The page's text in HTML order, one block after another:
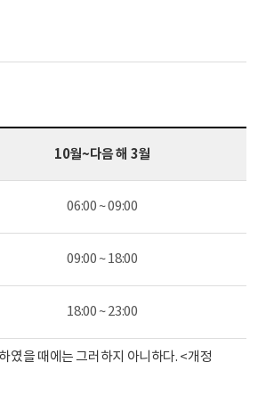
10월~다음 해 3월
06:00 ~ 09:00
09:00 ~ 18:00
18:00 ~ 23:00
였을 때에는 그러하지 아니하다. <개정